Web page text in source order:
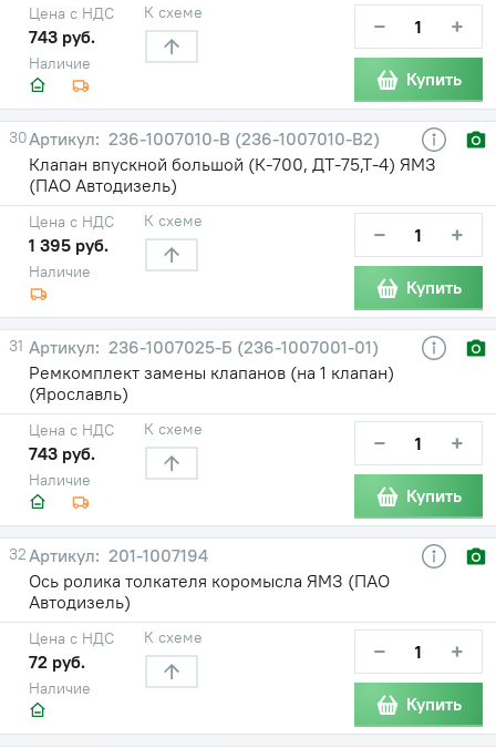
Наличие
Цена с НДС
743 руб.
К схеме − +
Купить
30
236-1007010-В (236-1007010-В2)
Клапан впускной большой (К-700, ДТ-75,Т-4) ЯМЗ
(ПАО Автодизель)
Наличие
Цена с НДС
1 395 руб.
К схеме − +
Купить
31
236-1007025-Б (236-1007001-01)
Ремкомплект замены клапанов (на 1 клапан)
(Ярославль)
Наличие
Цена с НДС
743 руб.
К схеме − +
Купить
32
201-1007194
Ось ролика толкателя коромысла ЯМЗ (ПАО
Автодизель)
Наличие
Цена с НДС
72 руб.
К схеме − +
Купить